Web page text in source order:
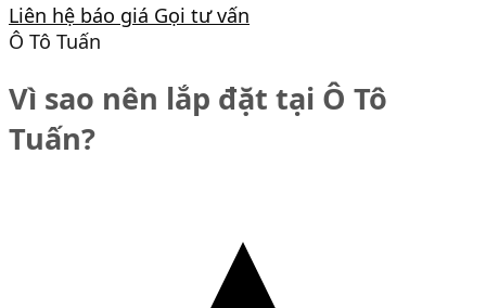
Liên hệ báo giá Gọi tư vấn
Ô Tô Tuấn
Vì sao nên lắp đặt tại Ô Tô
Tuấn?